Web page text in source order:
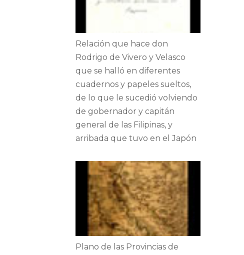
Relación que hace don
Rodrigo de Vivero y Velasco
que se halló en diferentes
cuadernos y papeles sueltos,
de lo que le sucedió volviendo
de gobernador y capitán
general de las Filipinas, y
arribada que tuvo en el Japón
Plano de las Provincias de